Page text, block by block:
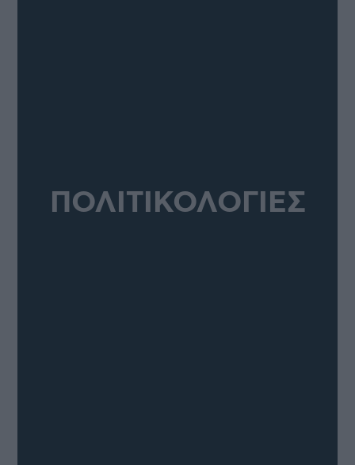
ΠΟΛΙΤΙΚΟΛΟΓΙΕΣ